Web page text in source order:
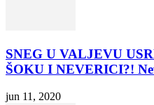
SNEG U VALJEVU
ŠOKU I NEVERICI?!
jun 11, 2020